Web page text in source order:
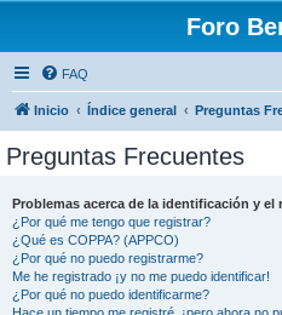
Foro
FAQ
Inicio Índice general Preguntas
Preguntas Frecuentes
Problemas acerca de la identificación y el
¿Por qué me tengo que registrar?
¿Qué es COPPA? (APPCO)
¿Por qué no puedo registrarme?
Me he registrado ¡y no me puedo identificar!
¿Por qué no puedo identificarme?